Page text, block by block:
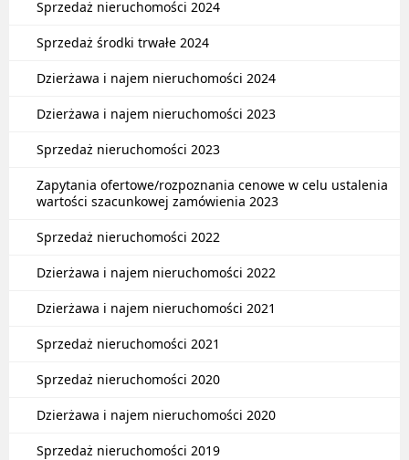
Sprzedaż nieruchomości 2024
Sprzedaż środki trwałe 2024
Dzierżawa i najem nieruchomości 2024
Dzierżawa i najem nieruchomości 2023
Sprzedaż nieruchomości 2023
Zapytania ofertowe/rozpoznania cenowe w celu ustalenia
wartości szacunkowej zamówienia 2023
Sprzedaż nieruchomości 2022
Dzierżawa i najem nieruchomości 2022
Dzierżawa i najem nieruchomości 2021
Sprzedaż nieruchomości 2021
Sprzedaż nieruchomości 2020
Dzierżawa i najem nieruchomości 2020
Sprzedaż nieruchomości 2019